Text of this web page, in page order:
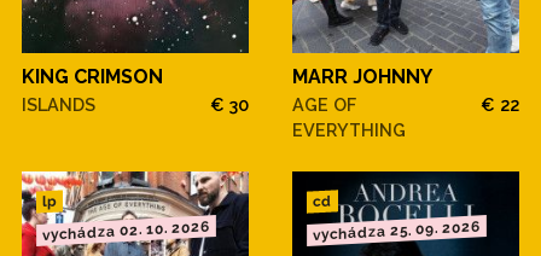
KING CRIMSON
ISLANDS € 30
MARR JOHNNY
AGE OF
EVERYTHING
€ 22
lp
vychádza 02. 10. 2026
cd
vychádza 25. 09. 2026